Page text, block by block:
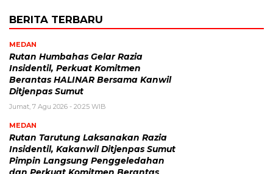
BERITA TERBARU
MEDAN
Rutan Humbahas Gelar Razia
Insidentil, Perkuat Komitmen
Berantas HALINAR Bersama Kanwil
Ditjenpas Sumut
Jumat, 7 Agu 2026 - 20:25 WIB
MEDAN
Rutan Tarutung Laksanakan Razia
Insidentil, Kakanwil Ditjenpas Sumut
Pimpin Langsung Penggeledahan
dan Perkuat Komitmen Berantas